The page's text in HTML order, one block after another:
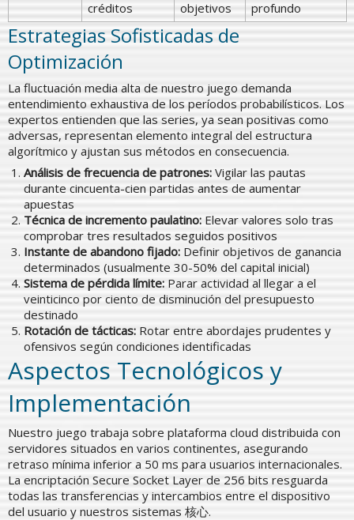
créditos objetivos profundo
Estrategias Sofisticadas de
Optimización
La fluctuación media alta de nuestro juego demanda
entendimiento exhaustiva de los períodos probabilísticos. Los
expertos entienden que las series, ya sean positivas como
adversas, representan elemento integral del estructura
algorítmico y ajustan sus métodos en consecuencia.
Análisis de frecuencia de patrones: Vigilar las pautas
durante cincuenta-cien partidas antes de aumentar
apuestas
Técnica de incremento paulatino: Elevar valores solo tras
comprobar tres resultados seguidos positivos
Instante de abandono fijado: Definir objetivos de ganancia
determinados (usualmente 30-50% del capital inicial)
Sistema de pérdida límite: Parar actividad al llegar a el
veinticinco por ciento de disminución del presupuesto
destinado
Rotación de tácticas: Rotar entre abordajes prudentes y
ofensivos según condiciones identificadas
Aspectos Tecnológicos y
Implementación
Nuestro juego trabaja sobre plataforma cloud distribuida con
servidores situados en varios continentes, asegurando
retraso mínima inferior a 50 ms para usuarios internacionales.
La encriptación Secure Socket Layer de 256 bits resguarda
todas las transferencias y intercambios entre el dispositivo
del usuario y nuestros sistemas 核心.